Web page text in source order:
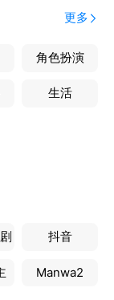
一个知识点
渐进式提高
同两大难题
覆盖
造多维进阶体
更多
角色扮演
生活
抖音
Manwa2